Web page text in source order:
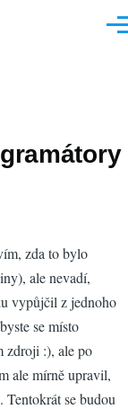
zda to bylo
ale nevadí,
vypůjčil z jednoho
se místo
zdroji :), ale po
ale mírně upravil,
se budou